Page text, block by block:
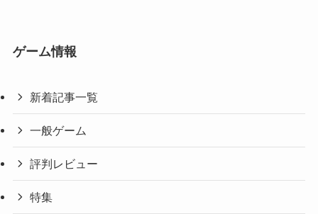
ゲーム情報
新着記事一覧
一般ゲーム
評判レビュー
特集